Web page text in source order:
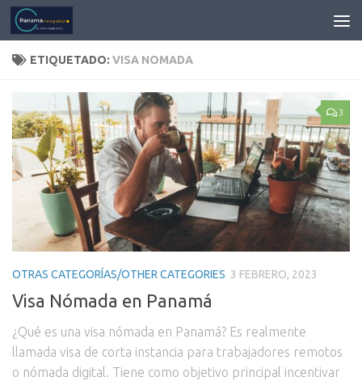
ETIQUETADO: VISA NOMADA
3
OTRAS CATEGORÍAS/OTHER CATEGORIES 3 FEBRERO, 2023
Visa Nómada en Panamá
¿Qué es una visa nómada en Panamá? Es realmente
llamada visa de corta instancia para trabajadores remotos
o nómada digital. Tiene como objetivo principal incentivar